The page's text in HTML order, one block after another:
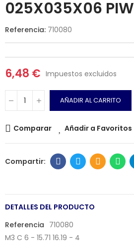
025X035X06 PIW
Referencia: 710080
6,48 € Impuestos excluidos
AÑADIR AL CARRITO
Comparar Añadir a Favoritos
DETALLES DEL PRODUCTO
Referencia 710080
M3 C 6 - 15.71 16.19 - 4